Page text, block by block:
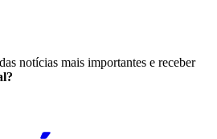
notícias mais importantes e receber